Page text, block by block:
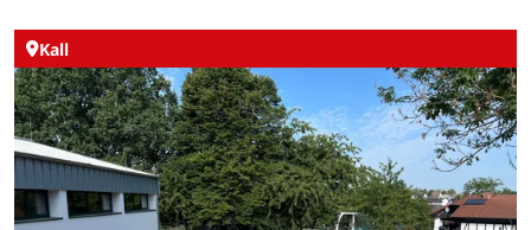
Kall